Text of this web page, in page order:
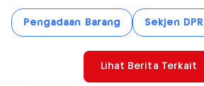
Pengadaan Barang Sekjen DPR
Lihat Berita Terkait